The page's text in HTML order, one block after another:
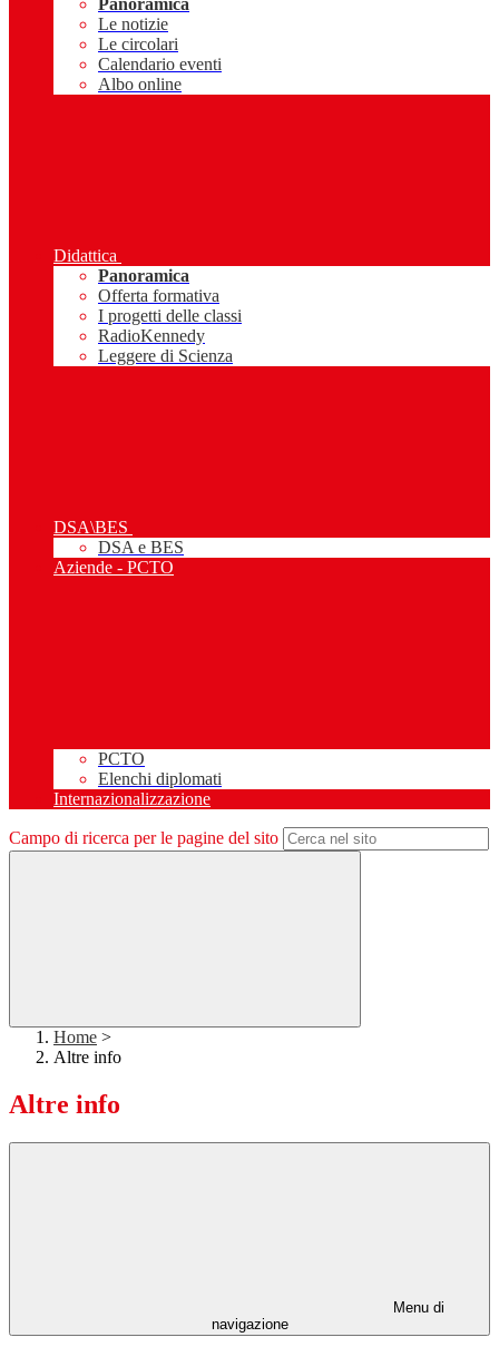
Panoramica
Le notizie
Le circolari
Calendario eventi
Albo online
Didattica
Panoramica
Offerta formativa
I progetti delle classi
RadioKennedy
Leggere di Scienza
DSA\BES
DSA e BES
Aziende - PCTO
PCTO
Elenchi diplomati
Internazionalizzazione
Campo di ricerca per le pagine del sito
Home >
Altre info
Altre info
Menu di
navigazione